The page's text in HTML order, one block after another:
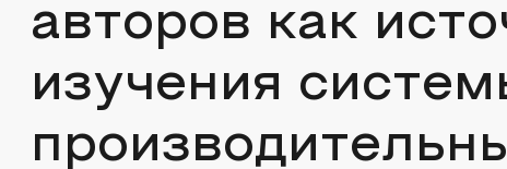
авторов как
изучения